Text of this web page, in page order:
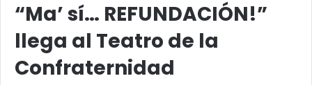
“Ma’ sí… REFUNDACIÓN!”
llega al Teatro de la
Confraternidad